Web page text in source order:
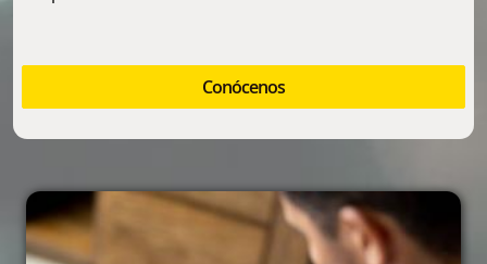
Conócenos